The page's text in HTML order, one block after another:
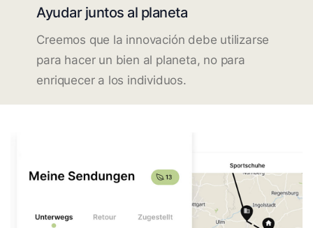
Ayudar juntos al planeta
Creemos que la innovación debe utilizarse
para hacer un bien al planeta, no para
enriquecer a los individuos.